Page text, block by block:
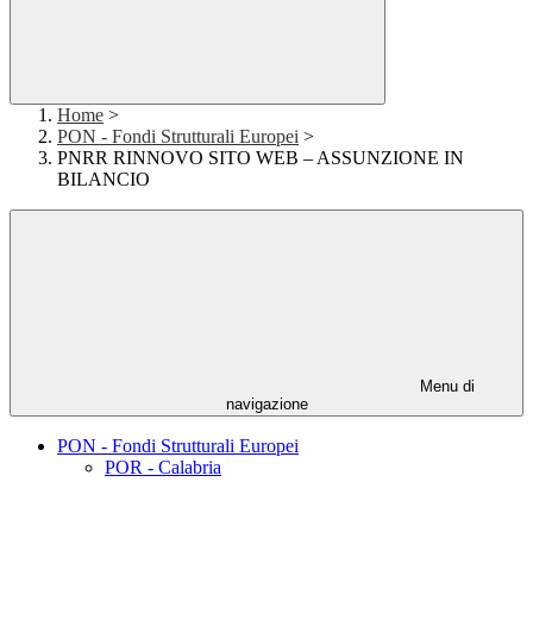
Home >
PON - Fondi Strutturali Europei >
PNRR RINNOVO SITO WEB – ASSUNZIONE IN
BILANCIO
Menu di
navigazione
PON - Fondi Strutturali Europei
POR - Calabria